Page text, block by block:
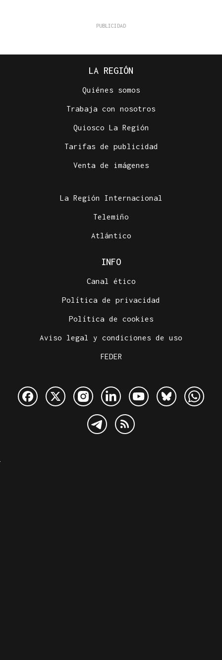
LA REGIÓN
Quiénes somos
Trabaja con nosotros
Quiosco La Región
Tarifas de publicidad
Venta de imágenes
La Región Internacional
Telemiño
Atlántico
INFO
Canal ético
Política de privacidad
Política de cookies
Aviso legal y condiciones de uso
FEDER